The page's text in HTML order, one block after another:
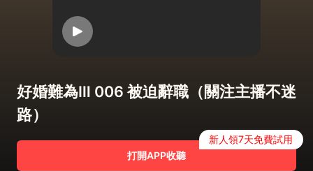
好婚難為Ⅲ 006 被迫辭職（關注主播不迷
路）
打開APP收聽
新人領7天免費試用